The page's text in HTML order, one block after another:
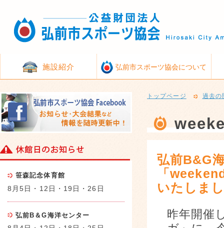
施設紹介 弘前市スポーツ協会について
トップページ 過去の
弘前B&G
「
いたしま
昨年開催
笹森記念体育館
8月5日・12日・19日・26日
弘前B＆G海洋センター